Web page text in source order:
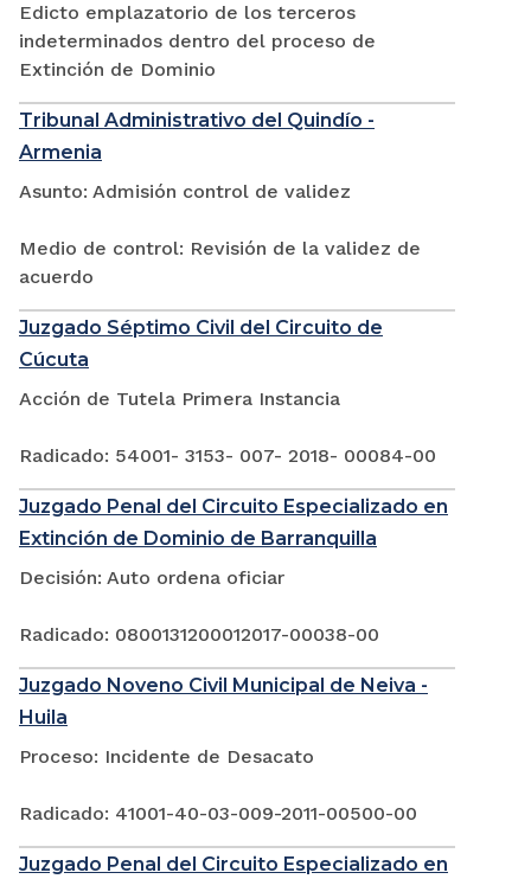
Edicto emplazatorio de los terceros
indeterminados dentro del proceso de
Extinción de Dominio
Tribunal Administrativo del Quindío -
Armenia
Asunto: Admisión control de validez
Medio de control: Revisión de la validez de
acuerdo
Juzgado Séptimo Civil del Circuito de
Cúcuta
Acción de Tutela Primera Instancia
Radicado: 54001- 3153- 007- 2018- 00084-00
Juzgado Penal del Circuito Especializado en
Extinción de Dominio de Barranquilla
Decisión: Auto ordena oficiar
Radicado: 0800131200012017-00038-00
Juzgado Noveno Civil Municipal de Neiva -
Huila
Proceso: Incidente de Desacato
Radicado: 41001-40-03-009-2011-00500-00
Juzgado Penal del Circuito Especializado en